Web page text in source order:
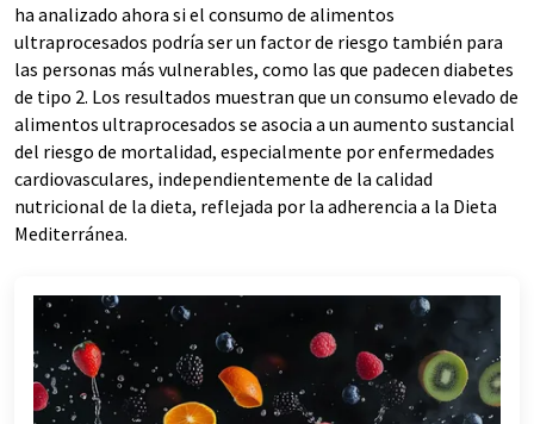
ha analizado ahora si el consumo de alimentos
ultraprocesados podría ser un factor de riesgo también para
las personas más vulnerables, como las que padecen diabetes
de tipo 2. Los resultados muestran que un consumo elevado de
alimentos ultraprocesados se asocia a un aumento sustancial
del riesgo de mortalidad, especialmente por enfermedades
cardiovasculares, independientemente de la calidad
nutricional de la dieta, reflejada por la adherencia a la Dieta
Mediterránea.